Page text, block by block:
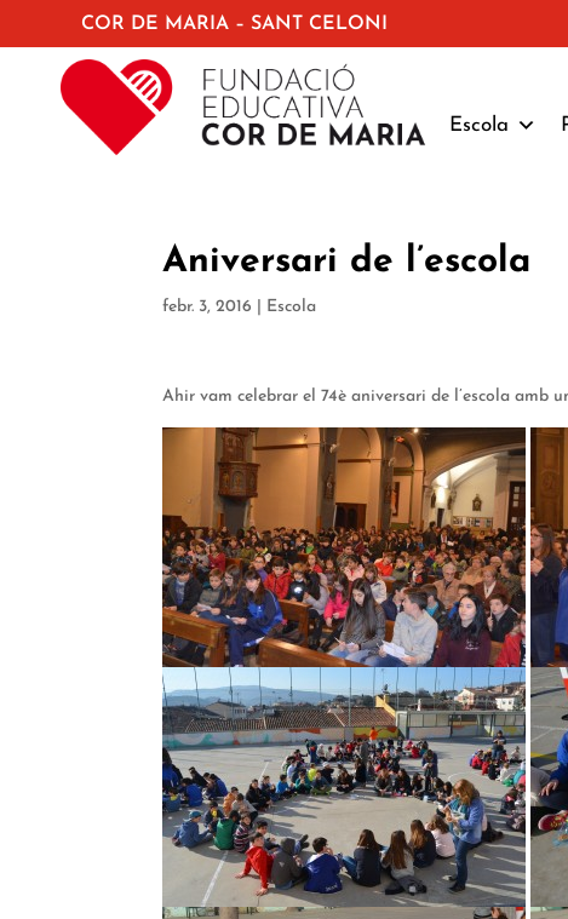
COR DE MARIA – SANT CELONI
Escola
Aniversari de l’escola
febr. 3, 2016 Escola
Ahir vam celebrar el 74è aniversari de l’escola